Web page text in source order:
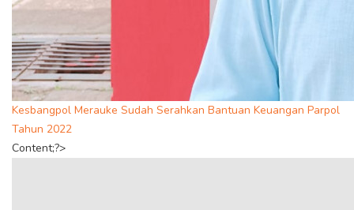
Kesbangpol Merauke Sudah Serahkan Bantuan Keuangan Parpol
Tahun 2022
Content;?>